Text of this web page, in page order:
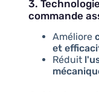
3.
commande
Améliore
et
Réduit